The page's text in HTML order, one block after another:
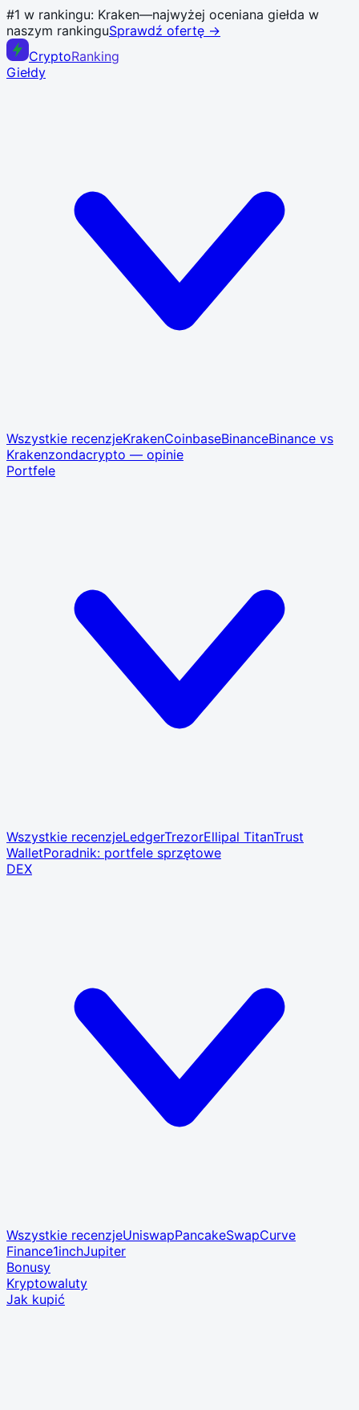
#1 w rankingu: Kraken—najwyżej oceniana giełda w
naszym rankinguSprawdź ofertę →
CryptoRanking
Giełdy
Wszystkie recenzjeKrakenCoinbaseBinanceBinance vs
Krakenzondacrypto — opinie
Portfele
Wszystkie recenzjeLedgerTrezorEllipal TitanTrust
WalletPoradnik: portfele sprzętowe
DEX
Wszystkie recenzjeUniswapPancakeSwapCurve
Finance1inchJupiter
Bonusy
Kryptowaluty
Jak kupić